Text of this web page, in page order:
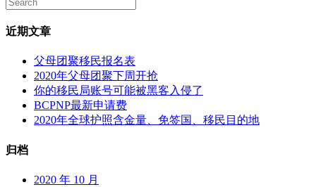
拿
认
证
搁
通
近期文章
父母团聚移民报名表
2020年父母团聚下周开抢
你的移民局账号可能被黑客入侵了
BCPNP最新申请费
2020年全球护照含金量、免签国、移民目的地
归档
2020 年 10 月